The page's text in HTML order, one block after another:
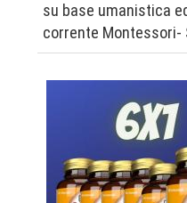
su base umanistica
corrente